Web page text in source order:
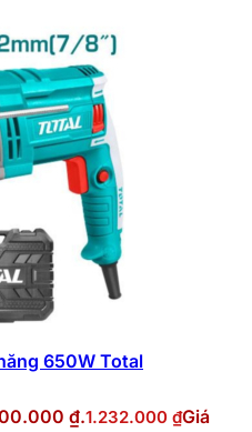
650W Total
₫.1.232.000 ₫Giá